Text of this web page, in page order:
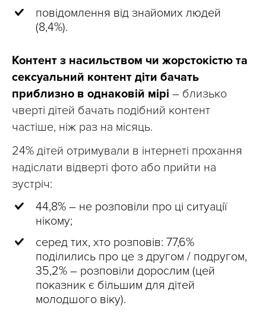
повідомлення від знайомих людей
(8,4%).
Контент з насильством чи жорстокістю та
сексуальний контент діти бачать
приблизно в однаковій мірі – близько
чверті дітей бачать подібний контент
частіше, ніж раз на місяць.
24% дітей отримували в інтернеті прохання
надіслати відверті фото або прийти на
зустріч:
44,8% – не розповіли про ці ситуації
нікому;
серед тих, хто розповів: 77,6%
поділились про це з другом / подругом,
35,2% – розповіли дорослим (цей
показник є більшим для дітей
молодшого віку).